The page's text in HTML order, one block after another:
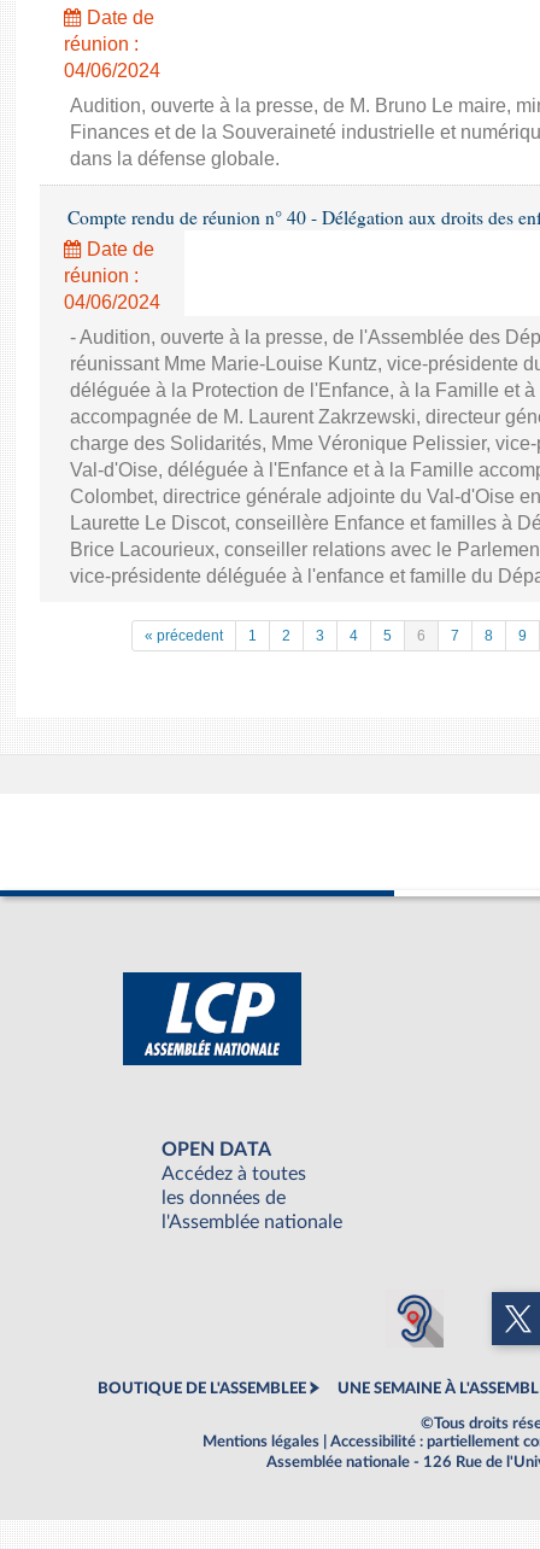
Date de
réunion :
04/06/2024
Audition, ouverte à la presse, de M. Bruno Le maire,
Finances et de la Souveraineté industrielle et
dans la défense globale.
Compte rendu de réunion n° 40 - Délégation aux droits des
Date de
réunion :
04/06/2024
- Audition, ouverte à la presse, de l'Assemblée des
réunissant Mme Marie-Louise Kuntz, vice-présidente
déléguée à la Protection de l'Enfance, à la Famille et
accompagnée de M. Laurent Zakrzewski, directeur
charge des Solidarités, Mme Véronique Pelissier,
Val-d'Oise, déléguée à l'Enfance et à la Famille
Colombet, directrice générale adjointe du Val-d'Oise
Laurette Le Discot, conseillère Enfance et familles à
Brice Lacourieux, conseiller relations avec le
vice-présidente déléguée à l'enfance et famille du
« précedent 1 2 3 4 5 6 7 8 9
OPEN DATA
Accédez à toutes
les données de
l'Assemblée nationale
BOUTIQUE DE L'ASSEMBLEE UNE SEMAINE À
©Tous droits
Mentions légales
Accessibilité : partiellement
Assemblée nationale - 126 Rue de